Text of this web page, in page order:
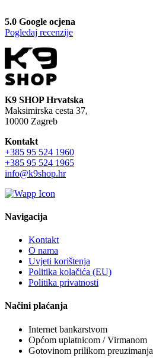
5.0 Google ocjena
Pogledaj recenzije
K9 SHOP Hrvatska
Maksimirska cesta 37,
10000 Zagreb
Kontakt
+385 95 524 1960
+385 95 524 1965
info@k9shop.hr
Navigacija
Kontakt
O nama
Uvjeti korištenja
Politika kolačića (EU)
Politika privatnosti
Načini plaćanja
Internet bankarstvom
Općom uplatnicom / Virmanom
Gotovinom prilikom preuzimanja